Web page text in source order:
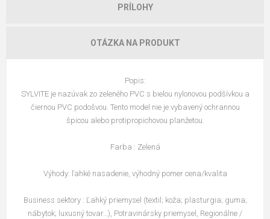
PRÍLOHY
OTÁZKA NA PRODUKT
Popis:
SYLVITE je nazúvak zo zeleného PVC s bielou nylonovou podšívkou a
čiernou PVC podošvou. Tento model nie je vybavený ochrannou
špicou alebo protipropichovou planžetou.
Farba : Zelená
Výhody: ľahké nasadenie, výhodný pomer cena/kvalita
Business sektory : Ľahký priemysel (textil; koža; plasturgia; guma;
nábytok; luxusný tovar…), Potravinársky priemysel, Regionálne /